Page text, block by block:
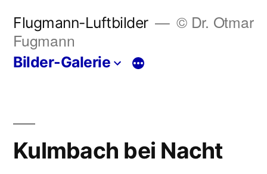
Inhalt
springen
Flugmann-Luftbilder
© Dr. Otmar
Fugmann
Bilder-Galerie Mehr
Kulmbach bei Nacht